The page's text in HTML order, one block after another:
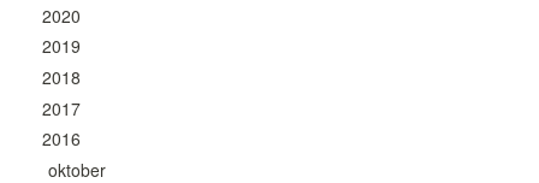
2020
2019
2018
2017
2016
oktober